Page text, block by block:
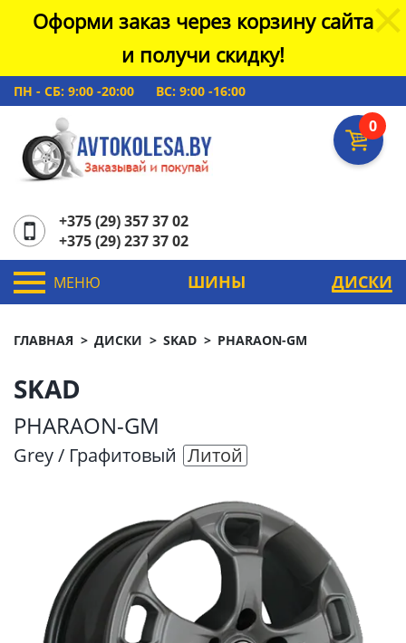
Оформи заказ через корзину сайта
и получи скидку!
ПН - СБ: 9:00 -20:00 ВС: 9:00 -16:00
0
+375 (29) 357 37 02
+375 (29) 237 37 02
МЕНЮ ШИНЫ ДИСКИ
ГЛАВНАЯ ДИСКИ SKAD PHARAON-GM
SKAD
PHARAON-GM
Grey / Графитовый Литой